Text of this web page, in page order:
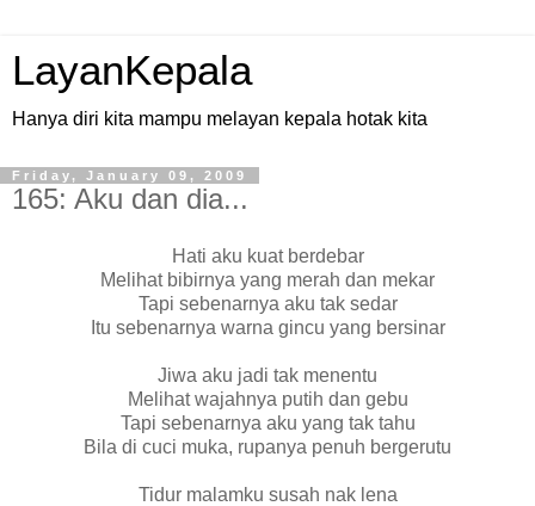
LayanKepala
Hanya diri kita mampu melayan kepala hotak kita
Friday, January 09, 2009
165: Aku dan dia...
Hati aku kuat berdebar
Melihat bibirnya yang merah dan mekar
Tapi sebenarnya aku tak sedar
Itu sebenarnya warna gincu yang bersinar
Jiwa aku jadi tak menentu
Melihat wajahnya putih dan gebu
Tapi sebenarnya aku yang tak tahu
Bila di cuci muka, rupanya penuh bergerutu
Tidur malamku susah nak lena